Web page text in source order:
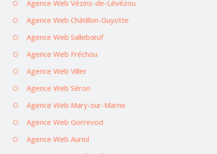
Agence Web Vézins-de-Lévézou
Agence Web Châtillon-Guyotte
Agence Web Sallebœuf
Agence Web Fréchou
Agence Web Viller
Agence Web Séron
Agence Web Mary-sur-Marne
Agence Web Gorrevod
Agence Web Auriol